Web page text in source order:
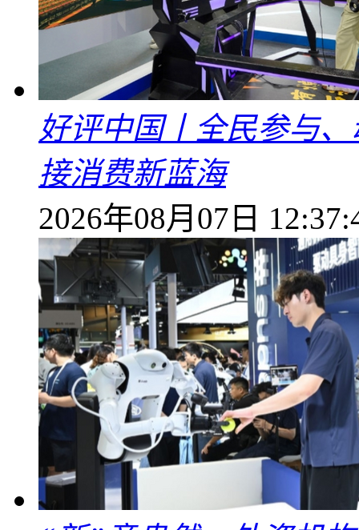
好评中国丨全民参与
接消费新蓝海
2026年08月07日